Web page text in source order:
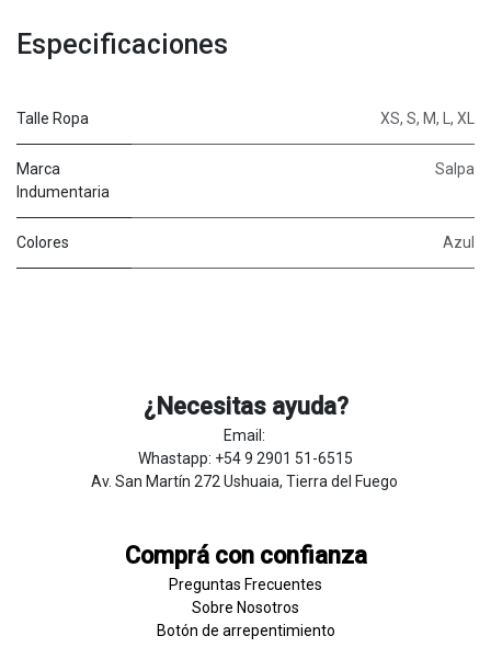
Especificaciones
Talle Ropa XS, S, M, , XL
Marca
Indumentaria
Salpa
Colores Azul
¿Necesitas ayuda?
Email:
Whastapp: +54 9 2901 51-6515
Av. San Martín 272 Ushuaia, Tierra del Fuego
Comprá con confianza
Preguntas Frecuentes
Sobre Nosotros
Botón de ​arrepentim​​​iento